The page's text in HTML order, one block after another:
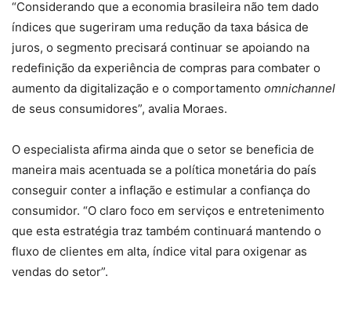
“Considerando que a economia brasileira não tem dado
índices que sugeriram uma redução da taxa básica de
juros, o segmento precisará continuar se apoiando na
redefinição da experiência de compras para combater o
aumento da digitalização e o comportamento omnichannel
de seus consumidores”, avalia Moraes.
O especialista afirma ainda que o setor se beneficia de
maneira mais acentuada se a política monetária do país
conseguir conter a inflação e estimular a confiança do
consumidor. “O claro foco em serviços e entretenimento
que esta estratégia traz também continuará mantendo o
fluxo de clientes em alta, índice vital para oxigenar as
vendas do setor”.